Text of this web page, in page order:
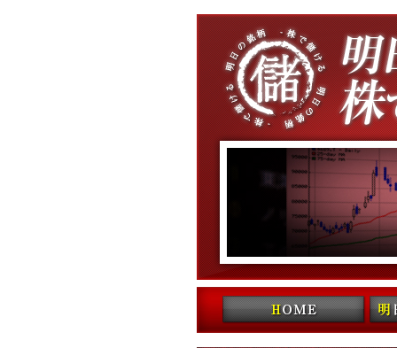
コンテンツへ移動